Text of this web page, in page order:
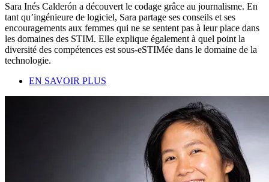
Sara Inés Calderón a découvert le codage grâce au journalisme. En
tant qu’ingénieure de logiciel, Sara partage ses conseils et ses
encouragements aux femmes qui ne se sentent pas à leur place dans
les domaines des STIM. Elle explique également à quel point la
diversité des compétences est sous-eSTIMée dans le domaine de la
technologie.
EN SAVOIR PLUS